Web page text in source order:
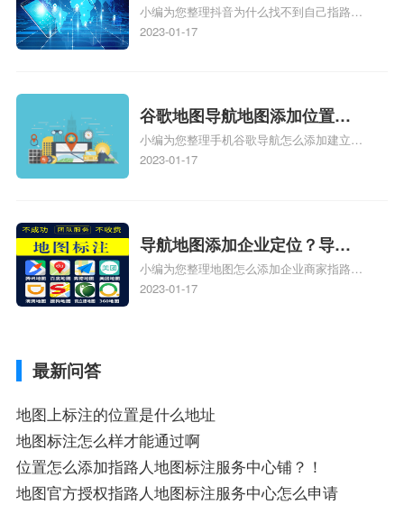
到了？抖音为什么找不到当前
定位了？
小编为您整理抖音为什么找不到自己指路人
地图标注服务中心铺的位置、地图位置更新
服务中心位置、抖音突然不显示定位了相关
地图标注知识，详情可查看下方正文！
2023-01-17
谷歌地图导航地图添加位置？
添加谷歌地图导航位置？
小编为您整理手机谷歌导航怎么添加建立多
人位置、如何在地图，谷歌地图添加公司位
2023-01-17
导航地图添加企业定位？导航
定位企业？
小编为您整理地图怎么添加企业商家指路人
地图标注服务中心铺名称、地图怎么添加企
2023-01-17
最新问答
地图上标注的位置是什么地址
地图标注怎么样才能通过啊
位置怎么添加指路人地图标注服务中心铺？！
地图官方授权指路人地图标注服务中心怎么申请